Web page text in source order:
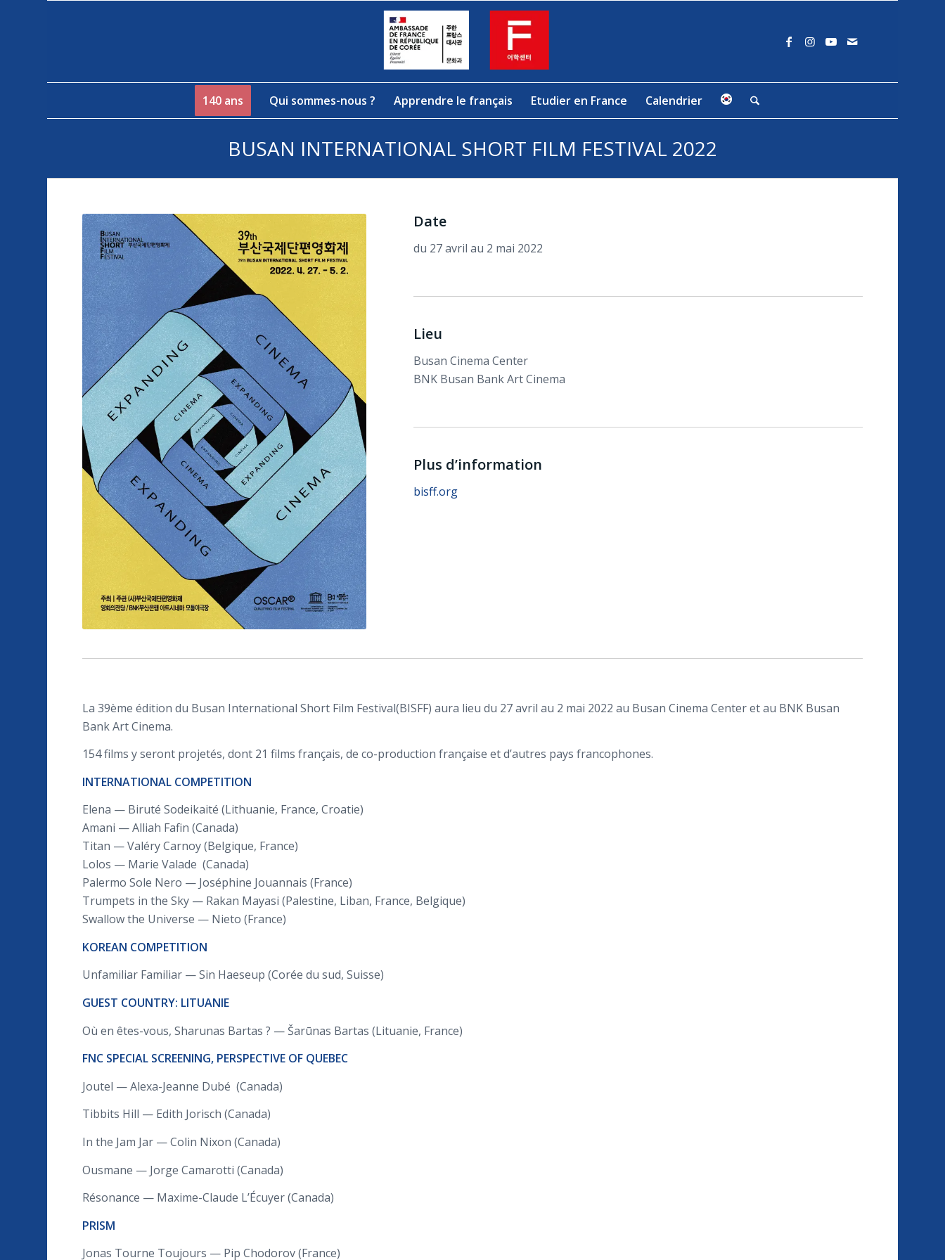
140 ans Qui sommes-nous ? Apprendre le français Etudier en France Calendrier
BUSAN INTERNATIONAL SHORT FILM FESTIVAL 2022
Date
du 27 avril au 2 mai 2022
Lieu
Busan Cinema Center
BNK Busan Bank Art Cinema
Plus d’information
bisff.org
La 39ème édition du Busan International Short Film Festival(BISFF) aura lieu du 27 avril au 2 mai 2022 au Busan Cinema Center et au BNK Busan
Bank Art Cinema.
154 films y seront projetés, dont 21 films français, de co-production française et d’autres pays francophones.
INTERNATIONAL COMPETITION
Elena — Biruté Sodeikaité (Lithuanie, France, Croatie)
Amani — Alliah Fafin (Canada)
Titan — Valéry Carnoy (Belgique, France)
Lolos — Marie Valade (Canada)
Palermo Sole Nero — Joséphine Jouannais (France)
Trumpets in the Sky — Rakan Mayasi (Palestine, Liban, France, Belgique)
Swallow the Universe — Nieto (France)
KOREAN COMPETITION
Unfamiliar Familiar — Sin Haeseup (Corée du sud, Suisse)
GUEST COUNTRY: LITUANIE
Où en êtes-vous, Sharunas Bartas ? — Šarūnas Bartas (Lituanie, France)
FNC SPECIAL SCREENING, PERSPECTIVE OF QUEBEC
Joutel — Alexa-Jeanne Dubé (Canada)
Tibbits Hill — Edith Jorisch (Canada)
In the Jam Jar — Colin Nixon (Canada)
Ousmane — Jorge Camarotti (Canada)
Résonance — Maxime-Claude L’Écuyer (Canada)
PRISM
Jonas Tourne Toujours — Pip Chodorov (France)